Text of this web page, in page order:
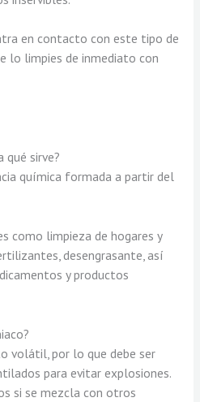
en contacto con este tipo de
lo limpies de inmediato con
qué sirve?
química formada a partir del
como limpieza de hogares y
desengrasante, así
y productos
volátil, por lo que debe ser
para evitar explosiones.
si se mezcla con otros